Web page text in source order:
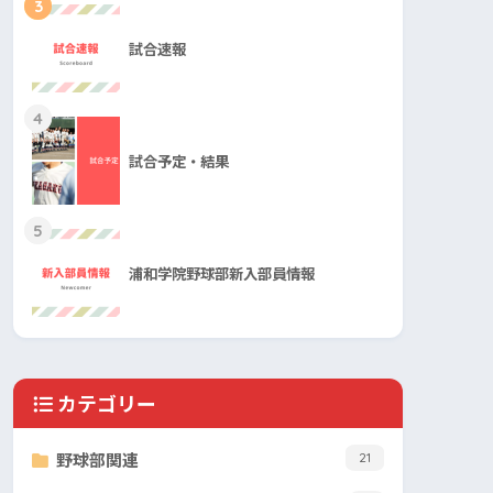
3
試合速報
4
試合予定・結果
5
浦和学院野球部新入部員情報
カテゴリー
野球部関連 21